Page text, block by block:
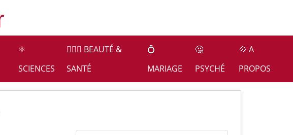
⚛️
SCIENCES
👩🏻‍⚕️ BEAUTÉ &
SANTÉ
💍
MARIAGE
🤔
PSYCHÉ
💠 A
PROPOS